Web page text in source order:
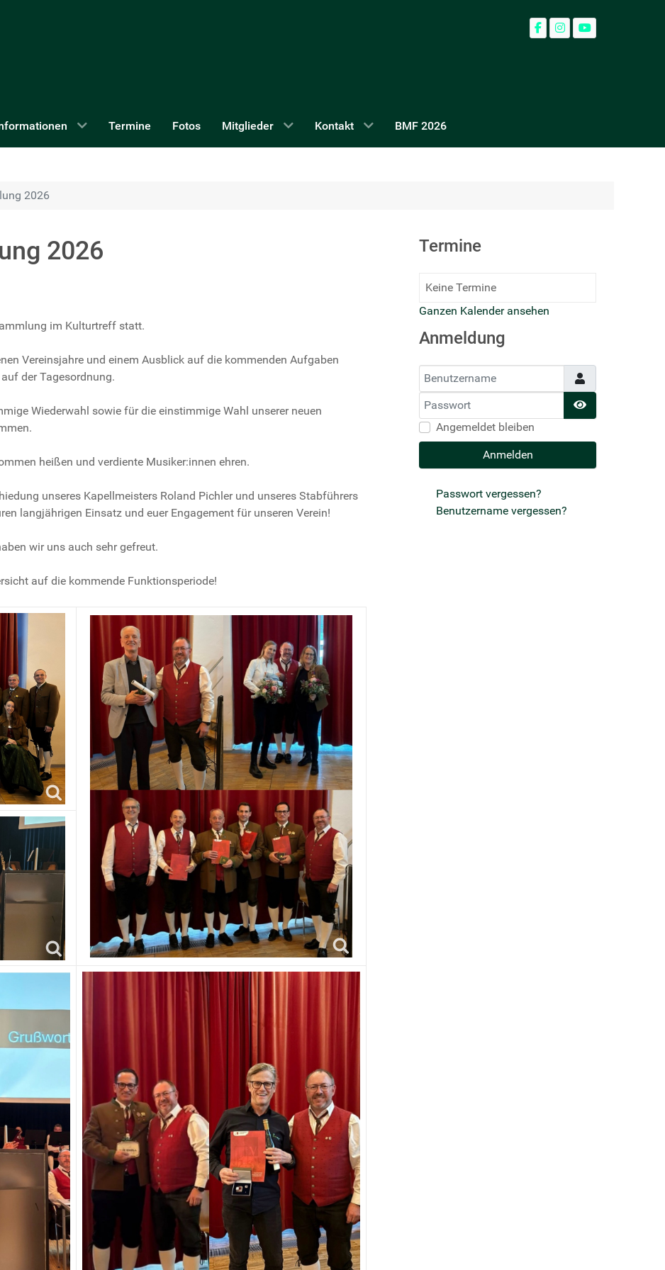
Termine Fotos Mitglieder Kontakt BMF 2026
2026
2026
im Kulturtreff statt.
Vereinsjahre und einem Ausblick auf die kommenden Aufgaben
der Tagesordnung.
Wiederwahl sowie für die einstimmige Wahl unserer neuen
heißen und verdiente Musiker:innen ehren.
unseres Kapellmeisters Roland Pichler und unseres Stabführers
langjährigen Einsatz und euer Engagement für unseren Verein!
wir uns auch sehr gefreut.
auf die kommende Funktionsperiode!
Termine
Keine Termine
Ganzen Kalender ansehen
Anmeldung
Benutzername
Passwort
Angemeldet bleiben
Anmelden
Passwort vergessen?
Benutzername vergessen?